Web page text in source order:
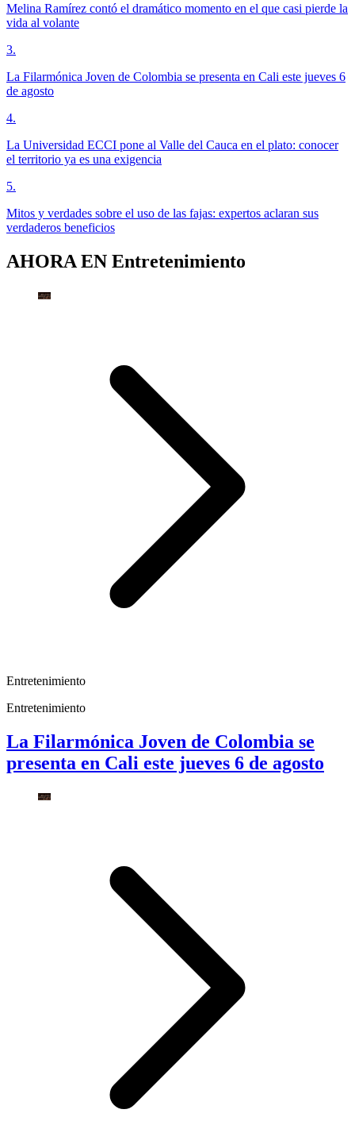
Melina Ramírez contó el dramático momento en el que casi pierde la
vida al volante
3.
La Filarmónica Joven de Colombia se presenta en Cali este jueves 6
de agosto
4.
La Universidad ECCI pone al Valle del Cauca en el plato: conocer
el territorio ya es una exigencia
5.
Mitos y verdades sobre el uso de las fajas: expertos aclaran sus
verdaderos beneficios
AHORA EN Entretenimiento
Entretenimiento
Entretenimiento
La Filarmónica Joven de Colombia se
presenta en Cali este jueves 6 de agosto